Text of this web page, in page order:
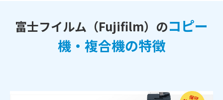
富士フイルム（Fujifilm）のコピー
機・複合機の特徴